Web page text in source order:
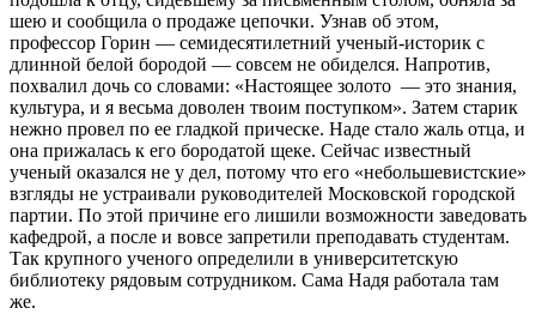
шею и сообщила о продаже цепочки. Узнав об этом,
профессор Горин — семидесятилетний ученый-историк с
длинной белой бородой — совсем не обиделся. Напротив,
похвалил дочь со словами: «Настоящее золото — это знания,
культура, и я весьма доволен твоим поступком». Затем старик
нежно провел по ее гладкой прическе. Наде стало жаль отца, и
она прижалась к его бородатой щеке. Сейчас известный
ученый оказался не у дел, потому что его «небольшевистские»
взгляды не устраивали руководителей Московской городской
партии. По этой причине его лишили возможности заведовать
кафедрой, а после и вовсе запретили преподавать студентам.
Так крупного ученого определили в университетскую
библиотеку рядовым сотрудником. Сама Надя работала там
же.